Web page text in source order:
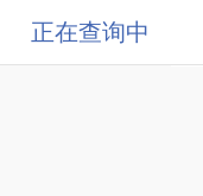
正在查询中